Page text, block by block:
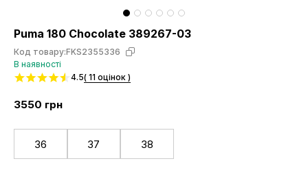
Puma 180 Chocolate 389267-03
Код товару:FKS2355336
В наявності
4.5( 11 оцінок )
3550 грн
36 37 38